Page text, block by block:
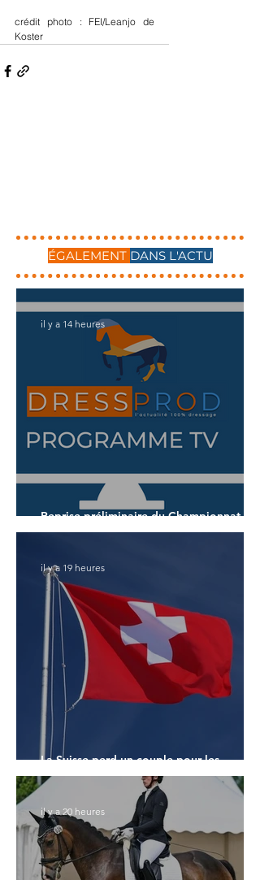
crédit photo : FEI/Leanjo de
Koster
ÉGALEMENT DANS L'ACTU
Reprise préliminaire du Championnat du
Monde des 7 ans
il y a 14 heures
La Suisse perd un couple pour les
Championnats du Monde
il y a 19 heures
il y a 20 heures